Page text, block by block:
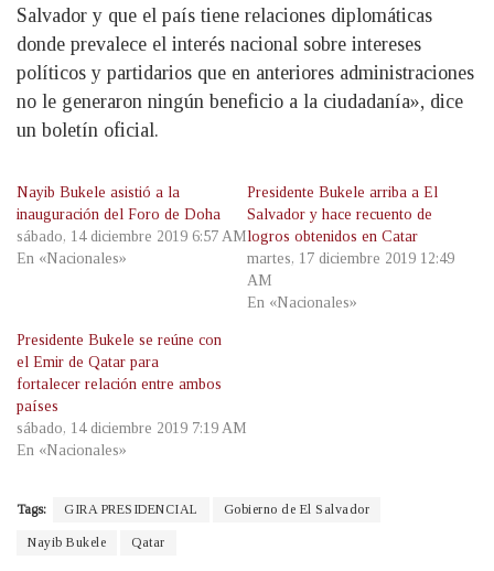
Salvador y que el país tiene relaciones diplomáticas
donde prevalece el interés nacional sobre intereses
políticos y partidarios que en anteriores administraciones
no le generaron ningún beneficio a la ciudadanía», dice
un boletín oficial.
Nayib Bukele asistió a la
inauguración del Foro de Doha
sábado, 14 diciembre 2019 6:57 AM
En «Nacionales»
Presidente Bukele arriba a El
Salvador y hace recuento de
logros obtenidos en Catar
martes, 17 diciembre 2019 12:49
AM
En «Nacionales»
Presidente Bukele se reúne con
el Emir de Qatar para
fortalecer relación entre ambos
países
sábado, 14 diciembre 2019 7:19 AM
En «Nacionales»
Tags: GIRA PRESIDENCIAL Gobierno de El Salvador
Nayib Bukele Qatar